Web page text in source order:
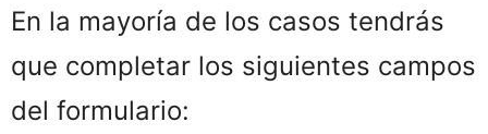
En la mayoría de los casos tendrás
que completar los siguientes campos
del formulario: